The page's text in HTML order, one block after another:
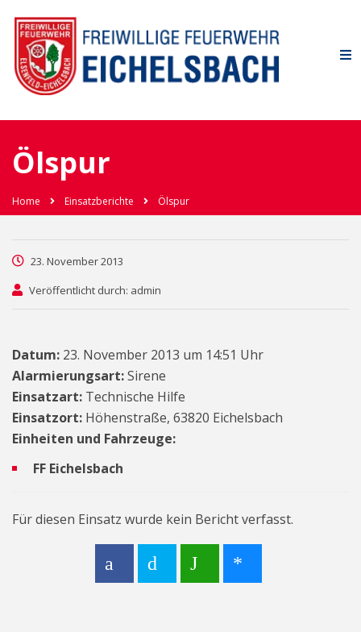
Ölspur
Home Einsatzberichte Ölspur
23. November 2013
Veröffentlicht durch: admin
Datum: 23. November 2013 um 14:51 Uhr
Alarmierungsart:Sirene
Einsatzart: Technische Hilfe
Einsatzort: Höhenstraße, 63820 Eichelsbach
Einheiten und Fahrzeuge:
FF Eichelsbach
Für diesen Einsatz wurde kein Bericht verfasst.